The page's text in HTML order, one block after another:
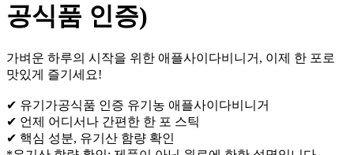
공식품 인증)
가벼운 하루의 시작을 위한 애플사이다비니거, 이제 한 포로
맛있게 즐기세요!
✔ 유기가공식품 인증 유기농 애플사이다비니거
✔ 언제 어디서나 간편한 한 포 스틱
✔ 핵심 성분, 유기산 함량 확인